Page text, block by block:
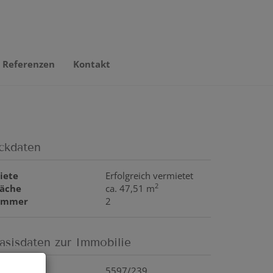
Referenzen Kontakt
Erfolgreich vermietet
ca. 47,51 m2
2
zur Immobilie
5597/239